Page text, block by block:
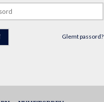
Glemt passord?